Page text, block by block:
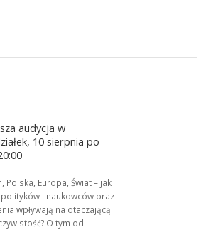
audycja w
10 sierpnia po
Polska, Europa, Świat – jak
i naukowców oraz
wpływają na otaczającą
O tym od